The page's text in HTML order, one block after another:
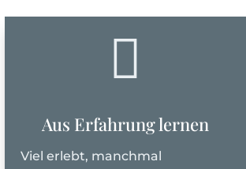

Aus Erfahrung lernen
Viel erlebt, manchmal